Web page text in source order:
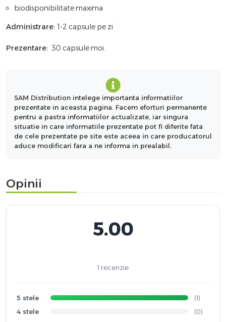
biodisponibilitate maxima
Administrare: 1-2 capsule pe zi
Prezentare: 30 capsule moi.
SAM Distribution intelege importanta informatiilor
prezentate in aceasta pagina. Facem eforturi permanente
pentru a pastra informatiilor actualizate, iar singura
situatie in care informatiile prezentate pot fi diferite fata
de cele prezentate pe site este aceea in care producatorul
aduce modificari fara a ne informa in prealabil.
Opinii
5.00
1 recenzie
5 stele
(1)
4 stele
(0)